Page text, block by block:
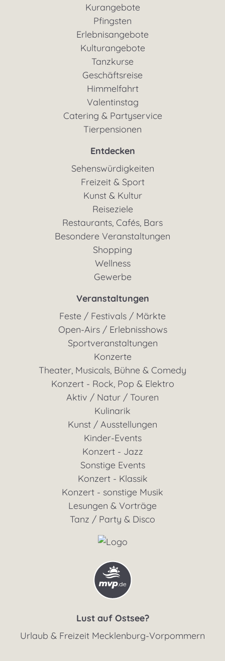
Kurangebote
Pfingsten
Erlebnisangebote
Kulturangebote
Tanzkurse
Geschäftsreise
Himmelfahrt
Valentinstag
Catering & Partyservice
Tierpensionen
Entdecken
Sehenswürdigkeiten
Freizeit & Sport
Kunst & Kultur
Reiseziele
Restaurants, Cafés, Bars
Besondere Veranstaltungen
Shopping
Wellness
Gewerbe
Veranstaltungen
Feste / Festivals / Märkte
Open-Airs / Erlebnisshows
Sportveranstaltungen
Konzerte
Theater, Musicals, Bühne & Comedy
Konzert - Rock, Pop & Elektro
Aktiv / Natur / Touren
Kulinarik
Kunst / Ausstellungen
Kinder-Events
Konzert - Jazz
Sonstige Events
Konzert - Klassik
Konzert - sonstige Musik
Lesungen & Vorträge
Tanz / Party & Disco
Lust auf Ostsee?
Urlaub & Freizeit Mecklenburg-Vorpommern